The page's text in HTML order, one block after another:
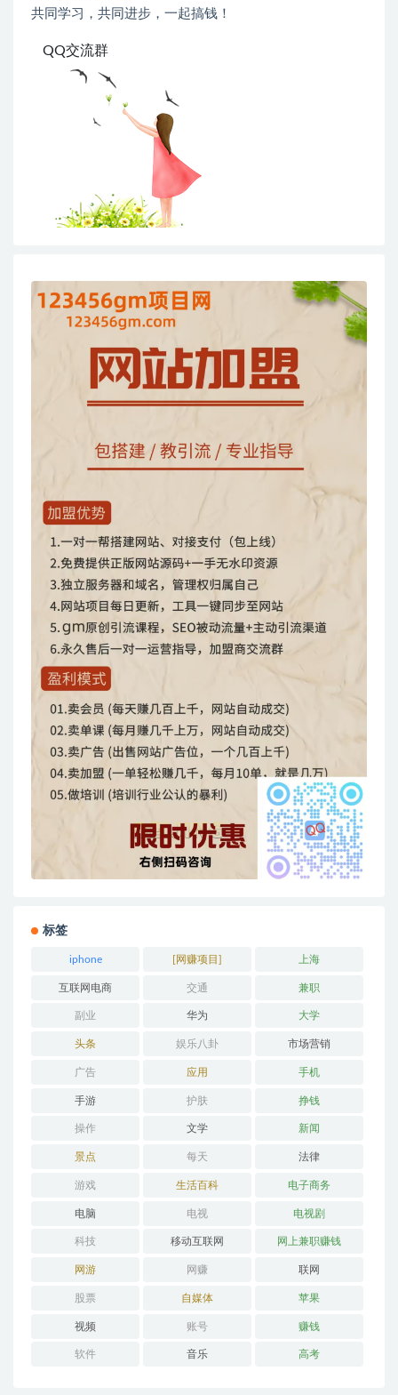
共同学习，共同进步，一起搞钱！
QQ交流群
标签
iphone [网赚项目] 上海
互联网电商 交通 兼职
副业 华为 大学
头条 娱乐八卦 市场营销
广告 应用 手机
手游 护肤 挣钱
操作 文学 新闻
景点 每天 法律
游戏 生活百科 电子商务
电脑 电视 电视剧
科技 移动互联网 网上兼职赚钱
网游 网赚 联网
股票 自媒体 苹果
视频 账号 赚钱
软件 音乐 高考